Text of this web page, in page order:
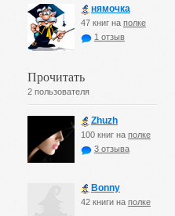
нямочка
47 книг на полке
1 отзыв
Прочитать
2 пользователя
Zhuzh
100 книг на полке
3 отзыва
Bonny
42 книги на полке